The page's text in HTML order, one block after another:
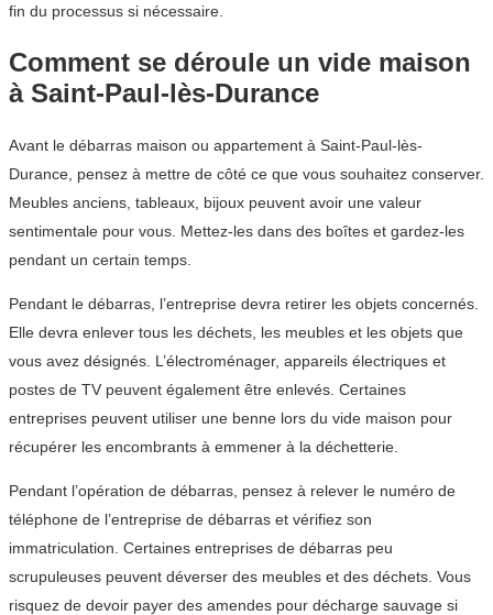
fin du processus si nécessaire.
Comment se déroule un vide maison
à Saint-Paul-lès-Durance
Avant le débarras maison ou appartement à Saint-Paul-lès-
Durance, pensez à mettre de côté ce que vous souhaitez conserver.
Meubles anciens, tableaux, bijoux peuvent avoir une valeur
sentimentale pour vous. Mettez-les dans des boîtes et gardez-les
pendant un certain temps.
Pendant le débarras, l’entreprise devra retirer les objets concernés.
Elle devra enlever tous les déchets, les meubles et les objets que
vous avez désignés. L’électroménager, appareils électriques et
postes de TV peuvent également être enlevés. Certaines
entreprises peuvent utiliser une benne lors du vide maison pour
récupérer les encombrants à emmener à la déchetterie.
Pendant l’opération de débarras, pensez à relever le numéro de
téléphone de l’entreprise de débarras et vérifiez son
immatriculation. Certaines entreprises de débarras peu
scrupuleuses peuvent déverser des meubles et des déchets. Vous
risquez de devoir payer des amendes pour décharge sauvage si